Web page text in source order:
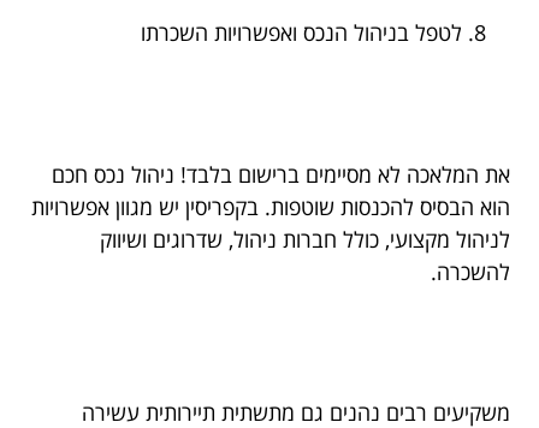
לטפל בניהול הנכס ואפשרויות השכרתו
את המלאכה לא מסיימים ברישום בלבד! ניהול נכס חכם
הוא הבסיס להכנסות שוטפות. בקפריסין יש מגוון אפשרויות
לניהול מקצועי, כולל חברות ניהול, שדרוגים ושיווק
להשכרה.
משקיעים רבים נהנים גם מתשתית תיירותית עשירה